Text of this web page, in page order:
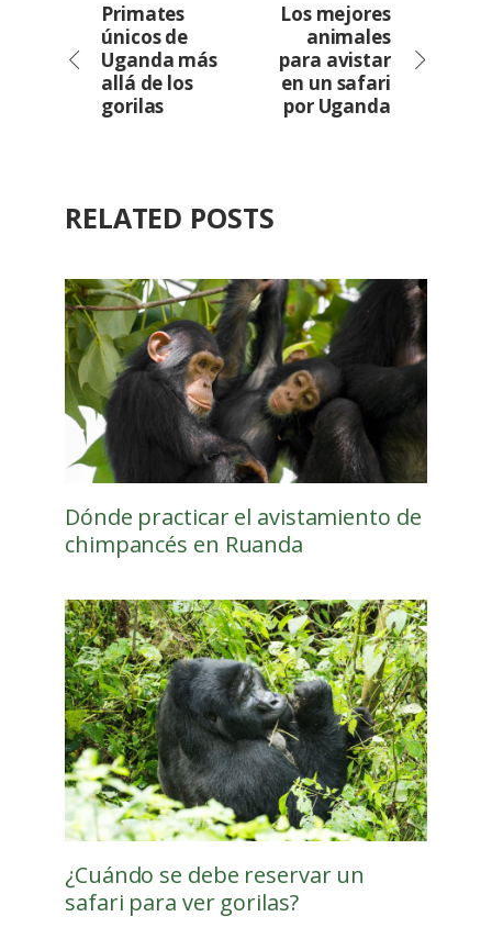
Primates
únicos de
Uganda más
allá de los
gorilas
Los mejores
animales
para avistar
en un safari
por Uganda
RELATED POSTS
Dónde practicar el avistamiento de
chimpancés en Ruanda
¿Cuándo se debe reservar un
safari para ver gorilas?